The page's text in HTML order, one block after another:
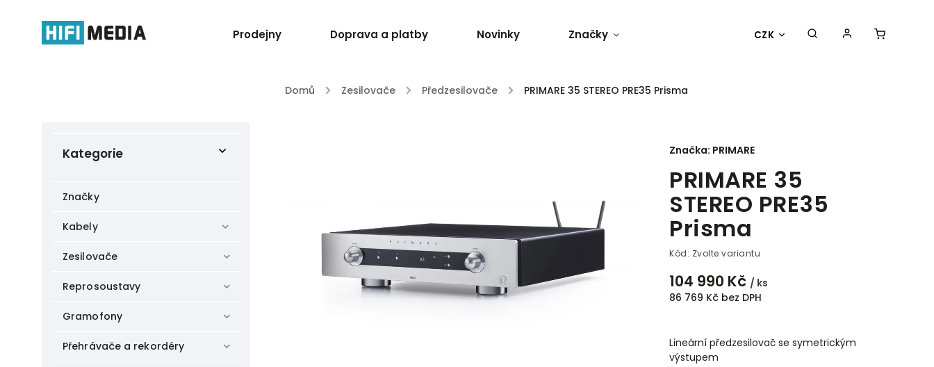
CZK
Prodejny Doprava a platby Novinky Značky
Domů / Zesilovače / Předzesilovače / PRIMARE 35 STEREO PRE35 Prisma
Kategorie
Kabely
Zesilovače
Reprosoustavy
Gramofony
Přehrávače a rekordéry
Značky
PRIMARE 35
STEREO PRE35
Prisma
Kód: Zvolte variantu
104 990 Kč / ks
86 769 Kč bez DPH
Lineární předzesilovač se symetrickým
výstupem
Značka: PRIMARE